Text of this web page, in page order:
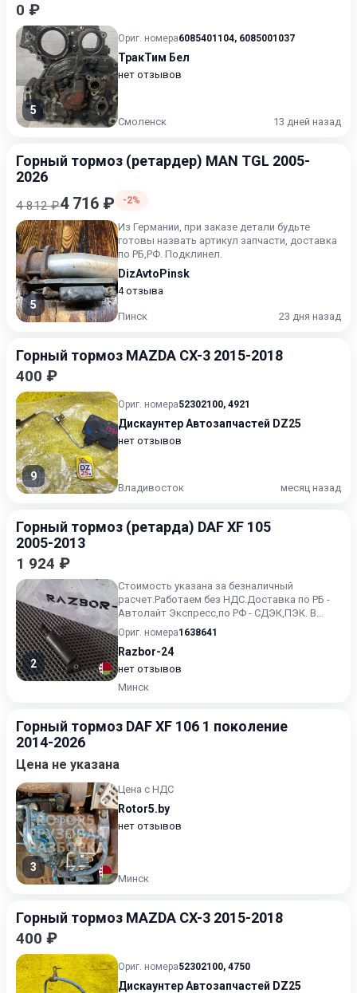
0 ₽
5
Ориг. номера6085401104, 6085001037
ТракТим Бел
нет отзывов
Смоленск 13 дней назад
Горный тормоз (ретардер) MAN TGL 2005-
2026
4 812 ₽4 716 ₽ -2%
5
Из Германии, при заказе детали будьте
готовы назвать артикул запчасти, доставка
по РБ,РФ. Подклинел.
DizAvtoPinsk
4 отзыва
Пинск 23 дня назад
Горный тормоз MAZDA CX-3 2015-2018
400 ₽
9
Ориг. номера52302100, 4921
Дискаунтер Автозапчастей DZ25
нет отзывов
Владивосток месяц назад
Горный тормоз (ретарда) DAF XF 105
2005-2013
1 924 ₽
2
Стоимость указана за безналичный
расчет.Работаем без НДС.Доставка по РБ -
Автолайт Экспресс,по РФ - СДЭК,ПЭК. В
наличии на складе !.
Ориг. номера1638641
Razbor-24
нет отзывов
Минск
Горный тормоз DAF XF 106 1 поколение
2014-2026
Цена не указана
3
Цена с НДС
Rotor5.by
нет отзывов
Минск
Горный тормоз MAZDA CX-3 2015-2018
400 ₽
Ориг. номера52302100, 4750
Дискаунтер Автозапчастей DZ25